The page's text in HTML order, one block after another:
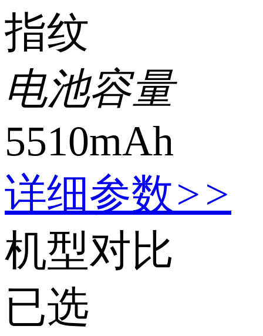
指纹
电池容量
5510mAh
详细参数>>
机型对比
已选